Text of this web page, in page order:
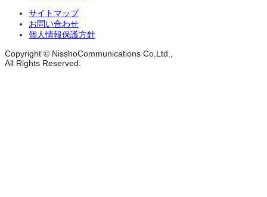
サイトマップ
お問い合わせ
個人情報保護方針
Copyright © NisshoCommunications Co.Ltd.,
All Rights Reserved.